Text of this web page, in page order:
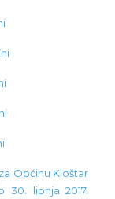
Općinu Kloštar
30. lipnja 2017.